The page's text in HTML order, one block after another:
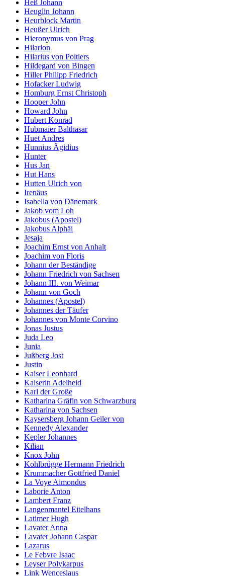
Heß Johann
Heuglin Johann
Heurblock Martin
Heußer Ulrich
Hieronymus von Prag
Hilarion
Hilarius von Poitiers
Hildegard von Bingen
Hiller Philipp Friedrich
Hofacker Ludwig
Homburg Ernst Christoph
Hooper John
Howard John
Hubert Konrad
Hubmaier Balthasar
Huet Andres
Hunnius Ägidius
Hunter
Hus Jan
Hut Hans
Hutten Ulrich von
Irenäus
Isabella von Dänemark
Jakob vom Loh
Jakobus (Apostel)
Jakobus Alphäi
Jesaja
Joachim Ernst von Anhalt
Joachim von Floris
Johann der Beständige
Johann Friedrich von Sachsen
Johann III. von Weimar
Johann von Goch
Johannes (Apostel)
Johannes der Täufer
Johannes von Monte Corvino
Jonas Justus
Juda Leo
Junia
Jußberg Jost
Justin
Kaiser Leonhard
Kaiserin Adelheid
Karl der Große
Katharina Gräfin von Schwarzburg
Katharina von Sachsen
Kaysersberg Johann Geiler von
Kennedy Alexander
Kepler Johannes
Kilian
Knox John
Kohlbrügge Hermann Friedrich
Krummacher Gottfried Daniel
La Voye Aimondus
Laborie Anton
Lambert Franz
Langenmantel Eitelhans
Latimer Hugh
Lavater Anna
Lavater Johann Caspar
Lazarus
Le Febvre Isaac
Leyser Polykarpus
Link Wenceslaus